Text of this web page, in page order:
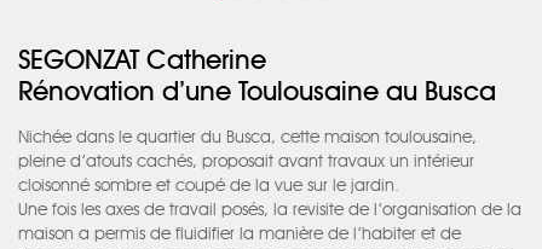
SEGONZAT Catherine
Rénovation d’une Toulousaine au Busca
Nichée dans le quartier du Busca, cette maison toulousaine,
pleine d’atouts cachés, proposait avant travaux un intérieur
cloisonné sombre et coupé de la vue sur le jardin.
Une fois les axes de travail posés, la revisite de l’organisation de la
maison a permis de fluidifier la manière de l’habiter et de